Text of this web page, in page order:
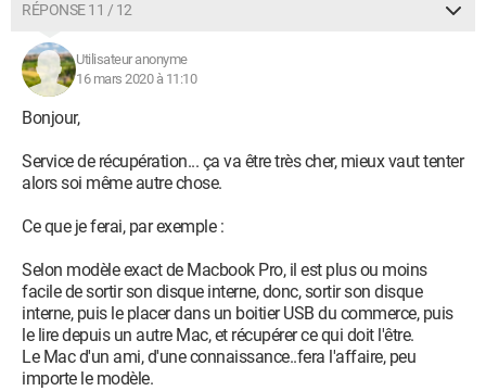
RÉPONSE 11 / 12
Utilisateur anonyme
16 mars 2020 à 11:10
Bonjour,
Service de récupération... ça va être très cher, mieux vaut tenter
alors soi même autre chose.
Ce que je ferai, par exemple :
Selon modèle exact de Macbook Pro, il est plus ou moins
facile de sortir son disque interne, donc, sortir son disque
interne, puis le placer dans un boitier USB du commerce, puis
le lire depuis un autre Mac, et récupérer ce qui doit l'être.
Le Mac d'un ami, d'une connaissance..fera l'affaire, peu
importe le modèle.